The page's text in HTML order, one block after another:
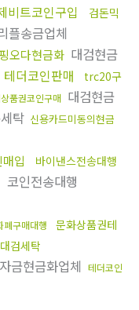
비트코인구입
검돈믹
플송금업체
핑오다현금화 대검현금
테더코인판매
trc20구
품권코인구매 대검현금
탁 신용카드미동의현금
입 바이낸스전송대행
코인전송대행
폐구매대행
문화상품권테
대검세탁
자금현금화업체 테더코인